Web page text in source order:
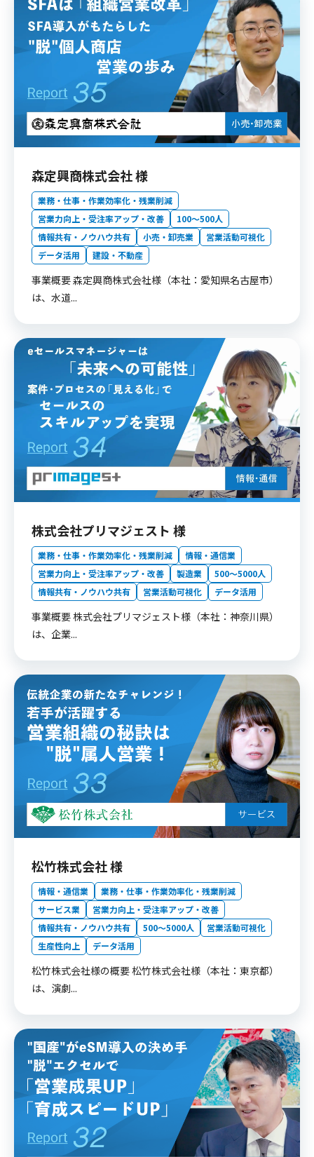
森定興商株式会社 様
業務・仕事・作業効率化・残業削減
営業力向上・受注率アップ・改善
100〜500人
情報共有・ノウハウ共有
小売・卸売業
営業活動可視化
データ活用
建設・不動産
事業概要 森定興商株式会社様（本社：愛知県名古屋市）
は、水道...
株式会社プリマジェスト 様
業務・仕事・作業効率化・残業削減
情報・通信業
営業力向上・受注率アップ・改善
製造業
500〜5000人
情報共有・ノウハウ共有
営業活動可視化 データ活用
事業概要 株式会社プリマジェスト様（本社：神奈川県）
は、企業...
松竹株式会社 様
情報・通信業
業務・仕事・作業効率化・残業削減
サービス業
営業力向上・受注率アップ・改善
情報共有・ノウハウ共有
500〜5000人
営業活動可視化
生産性向上
データ活用
松竹株式会社様の概要 松竹株式会社様（本社：東京都）
は、演劇...